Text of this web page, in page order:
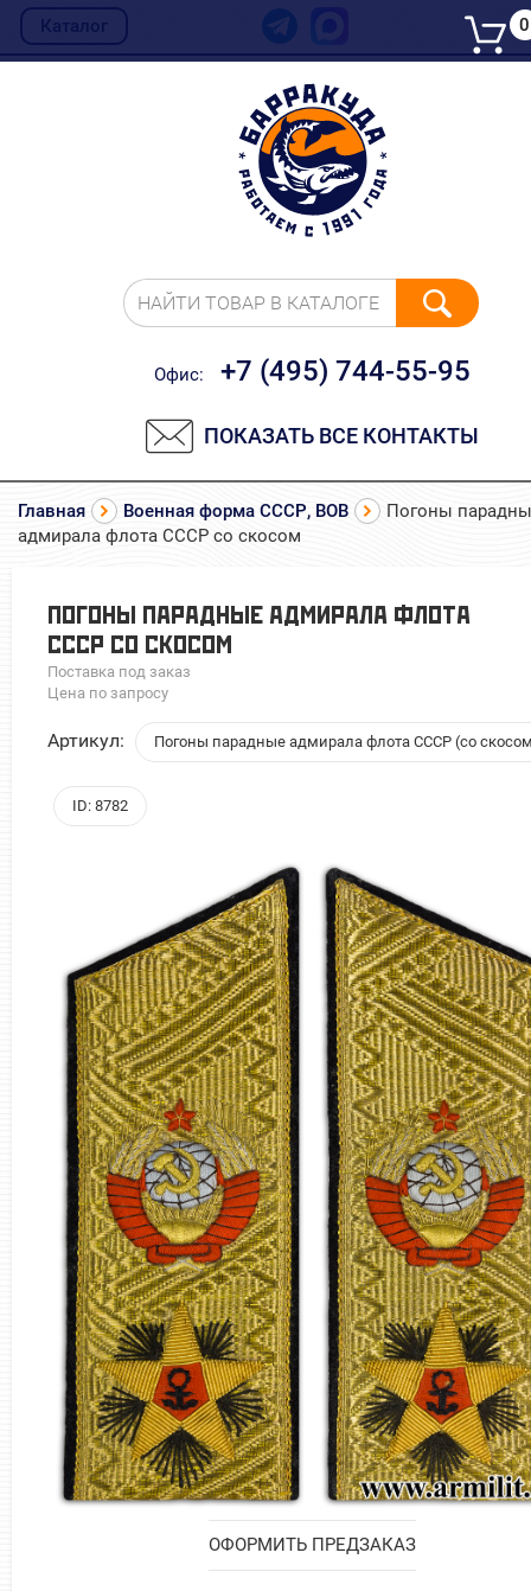
Каталог
НАЙТИ ТОВАР В КАТАЛОГЕ
Офис: +7 (495) 744-55-95
ПОКАЗАТЬ ВСЕ КОНТАКТЫ
0
Главная Военная форма СССР, ВОВ
Погоны
адмирала флота СССР со скосом
ПОГОНЫ ПАРАДНЫЕ АДМИРАЛА ФЛОТА
СССР СО СКОСОМ
Поставка под заказ
Цена по запросу
Артикул: Погоны парадные адмирала флота СССР (со
ID: 8782
ОФОРМИТЬ ПРЕДЗАКАЗ